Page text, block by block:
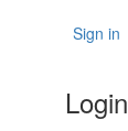
Sign in
Login